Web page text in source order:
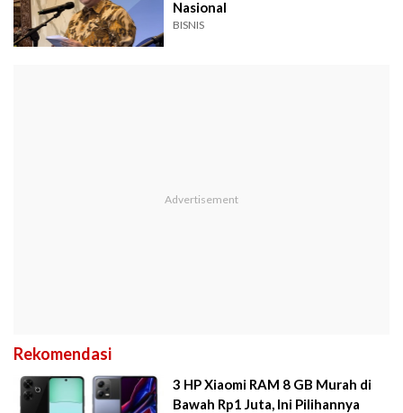
Nasional
BISNIS
Rekomendasi
3 HP Xiaomi RAM 8 GB Murah di
Bawah Rp1 Juta, Ini Pilihannya